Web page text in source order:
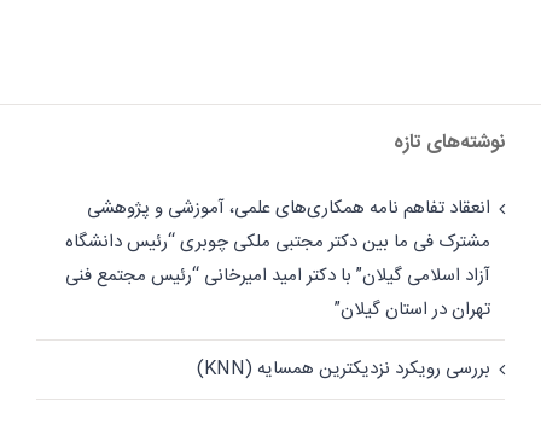
نوشته‌های تازه
انعقاد تفاهم نامه همکاری‌های علمی، آموزشی و پژوهشی
مشترک فی ما بین دکتر مجتبی ملکی چوبری “رئیس دانشگاه
آزاد اسلامی گیلان” با دکتر امید امیرخانی “رئیس مجتمع فنی
تهران در استان گیلان”
بررسی رویکرد نزدیکترین همسایه (KNN)